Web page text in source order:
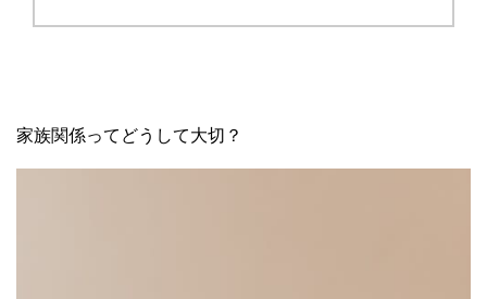
家族関係ってどうして大切？